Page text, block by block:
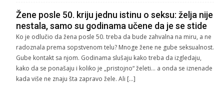
Žene posle 50. kriju jednu istinu o seksu: želja nije
nestala, samo su godinama učene da je se stide
Ko je odlučio da žena posle 50. treba da bude zahvalna na miru, a ne
radoznala prema sopstvenom telu? Mnoge žene ne gube seksualnost.
Gube kontakt sa njom. Godinama slušaju kako treba da izgledaju,
kako da se ponašaju i koliko je „pristojno“ želeti… a onda se iznenade
kada više ne znaju šta zapravo žele. Ali […]